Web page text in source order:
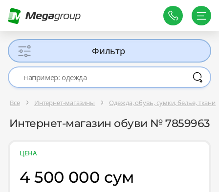
Фильтр
Все Интернет-магазины Одежда, обувь, сумки, белье, ткани
Интернет-магазин обуви № 7859963
ЦЕНА
4 500 000 сум